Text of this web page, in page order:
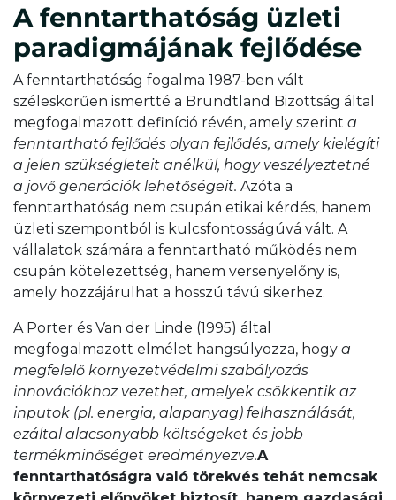
A fenntarthatóság üzleti
paradigmájának fejlődése
A fenntarthatóság fogalma 1987-ben vált
széleskörűen ismertté a Brundtland Bizottság által
megfogalmazott definíció révén, amely szerint a
fenntartható fejlődés olyan fejlődés, amely kielégíti
a jelen szükségleteit anélkül, hogy veszélyeztetné
a jövő generációk lehetőségeit. Azóta a
fenntarthatóság nem csupán etikai kérdés, hanem
üzleti szempontból is kulcsfontosságúvá vált. A
vállalatok számára a fenntartható működés nem
csupán kötelezettség, hanem versenyelőny is,
amely hozzájárulhat a hosszú távú sikerhez.
A Porter és Van der Linde (1995) által
megfogalmazott elmélet hangsúlyozza, hogy a
megfelelő környezetvédelmi szabályozás
innovációkhoz vezethet, amelyek csökkentik az
inputok (pl. energia, alapanyag) felhasználását,
ezáltal alacsonyabb költségeket és jobb
termékminőséget eredményezve.A
fenntarthatóságra való törekvés tehát nemcsak